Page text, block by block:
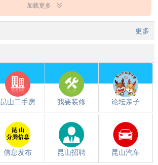
加载更多
更多
昆山二手房 我要装修 论坛亲子
信息发布 昆山招聘 昆山汽车